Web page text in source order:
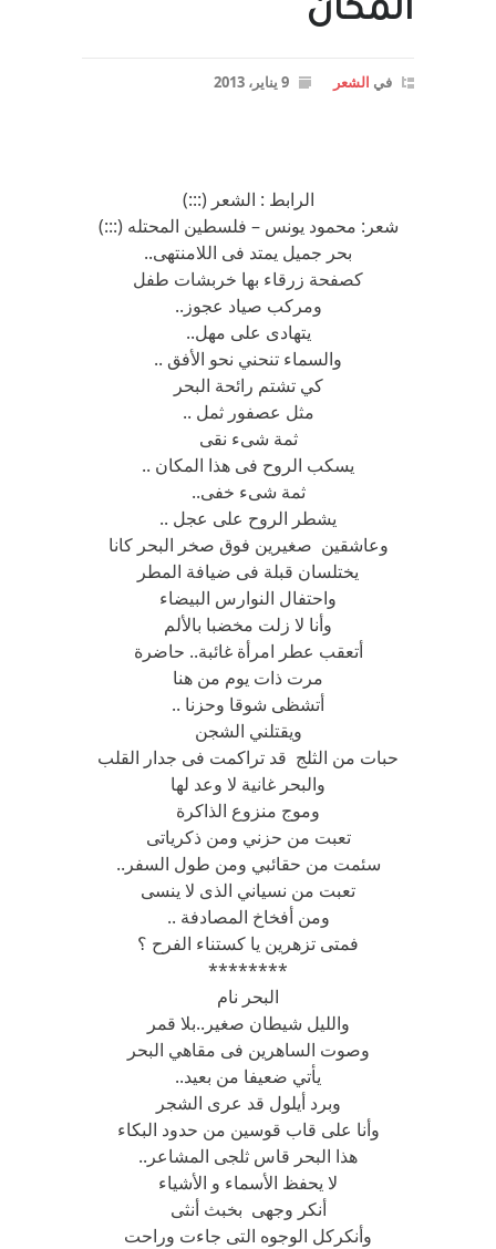
المكان
في الشعر 9 يناير، 2013
الرابط : الشعر (:::)
شعر: محمود يونس – فلسطين المحتله (:::)
بحر جميل يمتد فى اللامنتهى..
كصفحة زرقاء بها خربشات طفل
ومركب صياد عجوز..
يتهادى على مهل..
والسماء تنحني نحو الأفق ..
كي تشتم رائحة البحر
مثل عصفور ثمل ..
ثمة شىء نقى
يسكب الروح فى هذا المكان ..
ثمة شىء خفى..
يشطر الروح على عجل ..
وعاشقين صغيرين فوق صخر البحر كانا
يختلسان قبلة فى ضيافة المطر
واحتفال النوارس البيضاء
وأنا لا زلت مخضبا بالألم
أتعقب عطر امرأة غائبة.. حاضرة
مرت ذات يوم من هنا
أتشظى شوقا وحزنا ..
ويقتلني الشجن
حبات من الثلج قد تراكمت فى جدار القلب
والبحر غانية لا وعد لها
وموج منزوع الذاكرة
تعبت من حزني ومن ذكرياتى
سئمت من حقائبي ومن طول السفر..
تعبت من نسياني الذى لا ينسى
ومن أفخاخ المصادفة ..
فمتى تزهرين يا كستناء الفرح ؟
********
البحر نام
والليل شيطان صغير..بلا قمر
وصوت الساهرين فى مقاهي البحر
يأتي ضعيفا من بعيد..
وبرد أيلول قد عرى الشجر
وأنا على قاب قوسين من حدود البكاء
هذا البحر قاس ثلجى المشاعر..
لا يحفظ الأسماء و الأشياء
أنكر وجهى بخبث أنثى
وأنكركل الوجوه التى جاءت وراحت